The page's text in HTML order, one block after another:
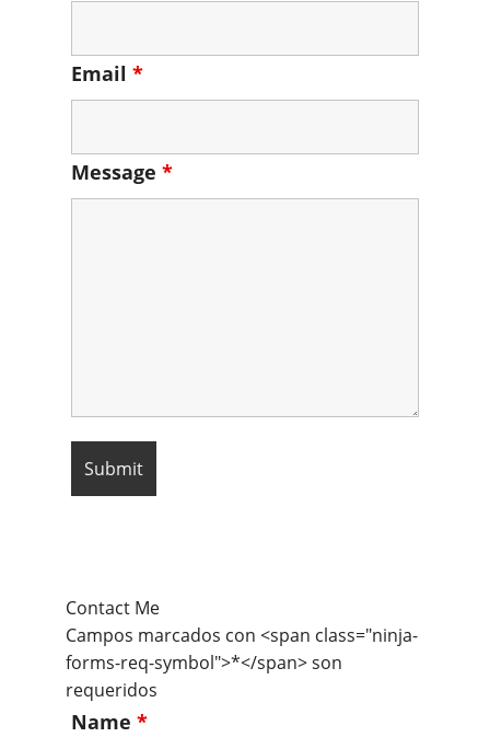
Email *
Message *
Contact Me
Campos marcados con <span class="ninja-
forms-req-symbol">*</span> son
requeridos
Name *